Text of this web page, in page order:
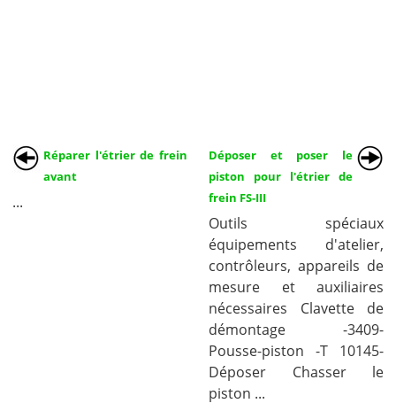
Réparer l'étrier de frein
avant
...
Déposer et poser le
piston pour l'étrier de
frein FS-III
Outils spéciaux
équipements d'atelier,
contrôleurs, appareils de
mesure et auxiliaires
nécessaires Clavette de
démontage -3409-
Pousse-piston -T 10145-
Déposer Chasser le
piston ...